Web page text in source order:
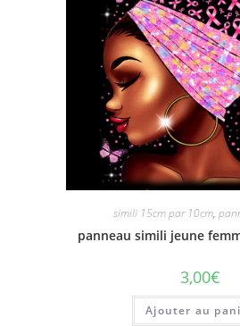
simili 15cm par 10cm,
panneau simili jeune
3,00€
Ajouter au